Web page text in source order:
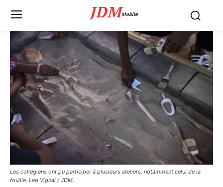
JDMMobile
Les collégiens ont pu participer à plusieurs ateliers, notamment celui de la
fouille. Léo Vignal / JDM.